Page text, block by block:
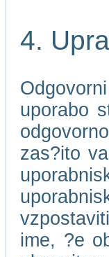
4.
uporabo
zas?ito
ime, ?e